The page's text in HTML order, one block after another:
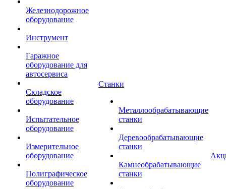
Железнодорожное
оборудование
Инструмент
Гаражное
оборудование для
автосервиса
Складское
оборудование
Испытательное
оборудование
Измерительное
оборудование
Полиграфическое
оборудование
Станки
Металлообрабатывающие
станки
Деревообрабатывающие
станки
Камнеобрабатывающие
станки